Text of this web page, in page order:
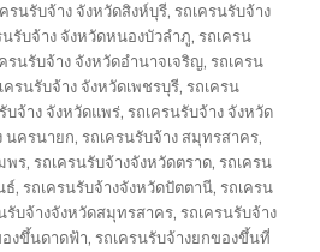
รนรับจ้าง จังหวัดสิงห์บุรี,รถเครนรับจ้าง
นรับจ้าง จังหวัดหนองบัวลำภู,รถเครน
รนรับจ้าง จังหวัดอำนาจเจริญ,รถเครน
ครนรับจ้าง จังหวัดเพชรบุรี,รถเครน
บจ้าง จังหวัดแพร่,รถเครนรับจ้าง จังหวัด
นครนายก,รถเครนรับจ้าง สมุทรสาคร,
พร,รถเครนรับจ้างจังหวัดตราด,รถเครน
ธ์,รถเครนรับจ้างจังหวัดปัตตานี,รถเครน
รับจ้างจังหวัดสมุทรสาคร,รถเครนรับจ้าง
งขึ้นดาดฟ้า,รถเครนรับจ้างยกของขึ้นที่